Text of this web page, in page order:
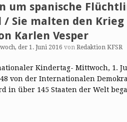
um spanische
/ Sie malten den
Karlen Vesper
der 1. Juni 2016 von Redaktion KFSR
Kindertag- Mittwoch, 1.
von der Internationalen
in über 145 Staaten der Welt